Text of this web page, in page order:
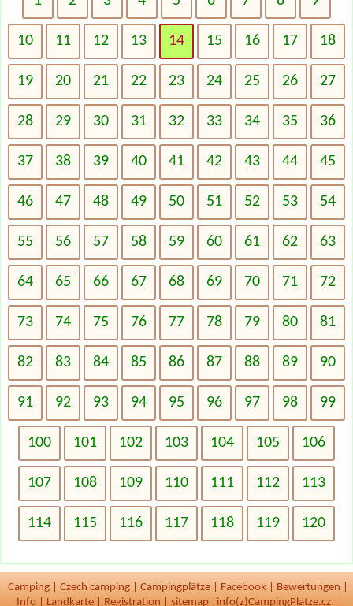
10 11 12 13 14 15 16 17 18
19 20 21 22 23 24 25 26 27
28 29 30 31 32 33 34 35 36
37 38 39 40 41 42 43 44 45
46 47 48 49 50 51 52 53 54
55 56 57 58 59 60 61 62 63
64 65 66 67 68 69 70 71 72
73 74 75 76 77 78 79 80 81
82 83 84 85 86 87 88 89 90
91 92 93 94 95 96 97 98 99
100 101 102 103 104 105 106
107 108 109 110 111 112 113
114 115 116 117 118 119 120
Camping Czech camping Campingplätze Facebook Bewertungen
Info
Landkarte Registration sitemap info(z)CampingPlatze.cz |